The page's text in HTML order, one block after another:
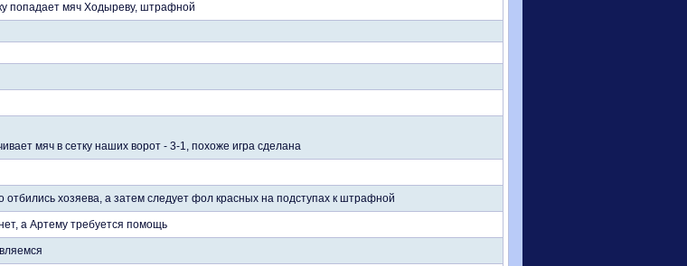
попадает мяч Ходыреву, штрафной
мяч в сетку наших ворот - 3-1, похоже игра сделана
хозяева, а затем следует фол красных на подступах к штрафной
а Артему требуется помощь